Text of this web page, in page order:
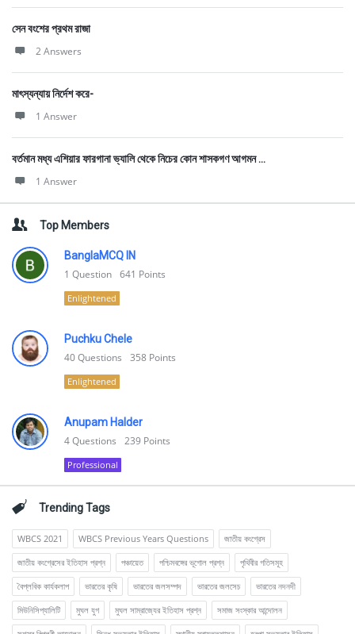
সেন বংশের প্রথম রাজা
2 Answers
মাৎস্যন্যায় নির্দেশ করে-
1 Answer
বর্তমান মধ্য এশিয়ার ফারগানা ভ্যালি থেকে নিচের কোন শাসকগণ আগমন ...
1 Answer
Top Members
BanglaMCQ IN
1 Question 641 Points
Enlightened
Puchku Chele
40Questions 358 Points
Enlightened
Anupam Halder
4Questions 239 Points
Professional
Trending Tags
WBCS 2021 WBCS Previous Years Questions
জাতীয় কংগ্রেস
জাতীয় কংগ্রেসের ইতিহাস প্রশ্ন
পঞ্চায়েত পশ্চিমবঙ্গের ভূগোল প্রশ্ন
পৃথিবীর গতিসমূহ
বৈপ্লবিক কার্যকলাপ
ভারতের কৃষি ভারতের জলসম্পদ ভারতের জলসেচ
ভারতের নদনদী
মিউনিসিপ্যালিটি
মুঘল যুগ মুঘল সাম্রাজ্যের ইতিহাস প্রশ্ন
সমাজ সংস্কার আন্দোলন